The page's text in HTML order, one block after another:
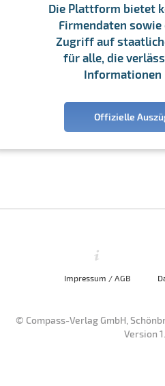
Die Plattform bietet
Firmendaten sowie
Zugriff auf
für alle, die
Informationen
Offizielle
Impressum / AGB
© Compass-Verlag GmbH,
Version